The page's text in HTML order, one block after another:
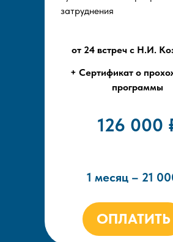
затруднения
от 24 встреч с Н.И.
+ Сертификат о
программы
126 000
1 месяц – 21
ОПЛАТИТЬ